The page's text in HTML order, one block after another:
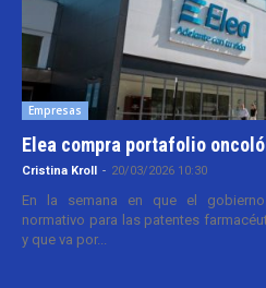
Empresas
Elea compra portafolio
Cristina Kroll - 20/03/2026 10:30
En la semana en que el
normativo para las patentes
y que va por...